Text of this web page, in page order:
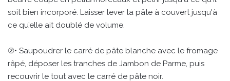
soit bien incorporé. Laisser lever la pâte à couvert jusqu'à
ce qu’elle ait doublé de volume.
②• Saupoudrer le carré de pâte blanche avec le fromage
râpé, déposer les tranches de Jambon de Parme, puis
recouvrir le tout avec le carré de pâte noir.